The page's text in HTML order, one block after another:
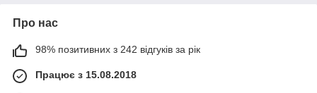
Про нас
98% позитивних з 242 відгуків за рік
Працює з 15.08.2018